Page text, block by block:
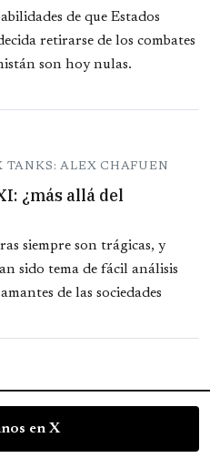
de que Estados
retirarse de los combates
son hoy nulas.
ALEX CHAFUEN
¿más allá del
siempre son trágicas, y
sido tema de fácil análisis
de las sociedades
en X